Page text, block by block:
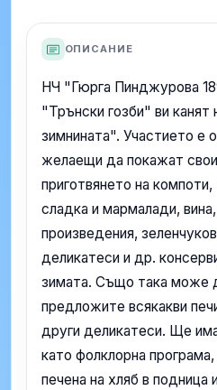
ОПИСАНИЕ
НЧ "Гюрга Пинджурова
"Трънски гозби" ви канят
зимнината". Участието е
желаещи да покажат
приготвянето на
сладка и мармалади,
произведения,
деликатеси и др.
зимата. Също така може
предложите всякакви
други деликатеси. Ще
като фолклорна
печена на хляб в подница